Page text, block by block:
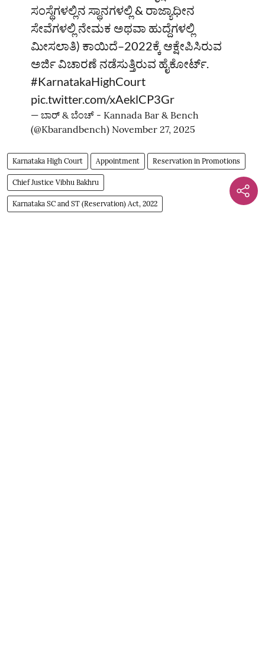
ಸಂಸ್ಥೆಗಳಲ್ಲಿನ ಸ್ಥಾನಗಳಲ್ಲಿ & ರಾಜ್ಯಾಧೀನ
ಸೇವೆಗಳಲ್ಲಿ ನೇಮಕ ಅಥವಾ ಹುದ್ದೆಗಳಲ್ಲಿ
ಮೀಸಲಾತಿ) ಕಾಯಿದೆ–2022ಕ್ಕೆ ಆಕ್ಷೇಪಿಸಿರುವ
ಅರ್ಜಿ ವಿಚಾರಣೆ ನಡೆಸುತ್ತಿರುವ ಹೈಕೋರ್ಟ್‌.
#KarnatakaHighCourt
pic.twitter.com/xAeklCP3Gr
— ಬಾರ್‌ & ಬೆಂಚ್ - Kannada Bar & Bench
(@Kbarandbench) November 27, 2025
Karnataka High Court Appointment Reservation in Promotions
Chief Justice Vibhu Bakhru
Karnataka SC and ST (Reservation) Act, 2022